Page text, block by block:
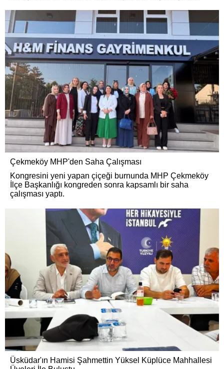
Çekmeköy MHP'den Saha Çalışması
Kongresini yeni yapan çiçeği burnunda ​MHP Çekmeköy
İlçe Başkanlığı kongreden sonra kapsamlı bir saha
çalışması yaptı.
Üsküdar'ın Hamisi Şahmettin Yüksel Küplüce Mahhallesi